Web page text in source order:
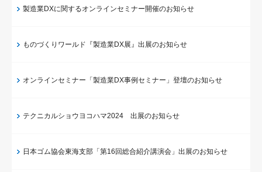
製造業DXに関するオンラインセミナー開催のお知らせ
ものづくりワールド『製造業DX展』出展のお知らせ
オンラインセミナー「製造業DX事例セミナー」登壇のお知らせ
テクニカルショウヨコハマ2024 出展のお知らせ
日本ゴム協会東海支部「第16回総合紹介講演会」出展のお知らせ